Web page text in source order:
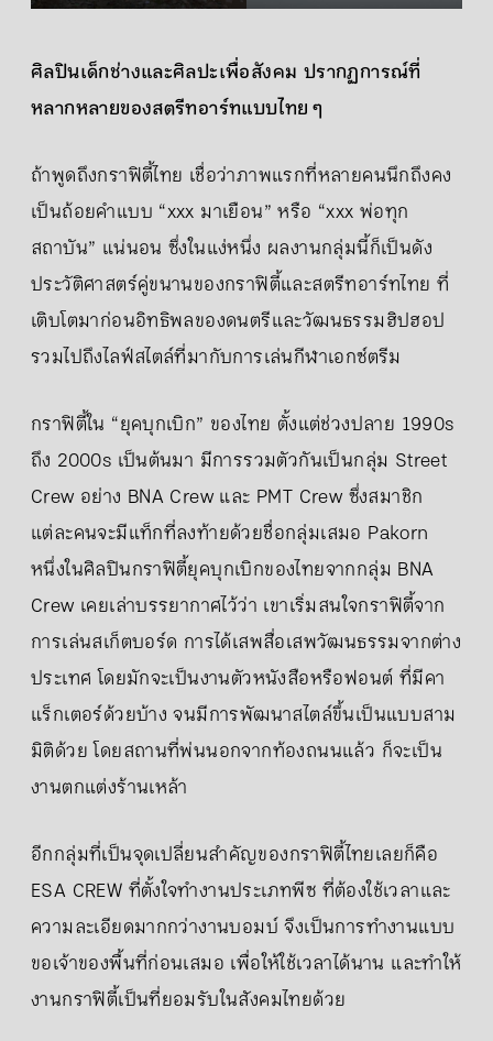
ศิลปินเด็กช่างและศิลปะเพื่อสังคม ปรากฏการณ์ที่
หลากหลายของสตรีทอาร์ทแบบไทย ๆ
ถ้าพูดถึงกราฟิตี้ไทย เชื่อว่าภาพแรกที่หลายคนนึกถึงคง
เป็นถ้อยคำแบบ “xxx มาเยือน” หรือ “xxx พ่อทุก
สถาบัน” แน่นอน ซึ่งในแง่หนึ่ง ผลงานกลุ่มนี้ก็เป็นดัง
ประวัติศาสตร์คู่ขนานของกราฟิตี้และสตรีทอาร์ทไทย ที่
เติบโตมาก่อนอิทธิพลของดนตรีและวัฒนธรรมฮิปฮอป
รวมไปถึงไลฟ์สไตล์ที่มากับการเล่นกีฬาเอกซ์ตรีม
กราฟิตี้ใน “ยุคบุกเบิก” ของไทย ตั้งแต่ช่วงปลาย 1990s
ถึง 2000s เป็นต้นมา มีการรวมตัวกันเป็นกลุ่ม Street
Crew อย่าง BNA Crew และ PMT Crew ซึ่งสมาชิก
แต่ละคนจะมีแท็กที่ลงท้ายด้วยชื่อกลุ่มเสมอ Pakorn
หนึ่งในศิลปินกราฟิตี้ยุคบุกเบิกของไทยจากกลุ่ม BNA
Crew เคยเล่าบรรยากาศไว้ว่า เขาเริ่มสนใจกราฟิตี้จาก
การเล่นสเก็ตบอร์ด การได้เสพสื่อเสพวัฒนธรรมจากต่าง
ประเทศ โดยมักจะเป็นงานตัวหนังสือหรือฟอนต์ ที่มีคา
แร็กเตอร์ด้วยบ้าง จนมีการพัฒนาสไตล์ขึ้นเป็นแบบสาม
มิติด้วย โดยสถานที่พ่นนอกจากท้องถนนแล้ว ก็จะเป็น
งานตกแต่งร้านเหล้า
อีกกลุ่มที่เป็นจุดเปลี่ยนสำคัญของกราฟิตี้ไทยเลยก็คือ
ESA CREW ที่ตั้งใจทำงานประเภทพีซ ที่ต้องใช้เวลาและ
ความละเอียดมากกว่างานบอมบ์ จึงเป็นการทำงานแบบ
ขอเจ้าของพื้นที่ก่อนเสมอ เพื่อให้ใช้เวลาได้นาน และทำให้
งานกราฟิตี้เป็นที่ยอมรับในสังคมไทยด้วย